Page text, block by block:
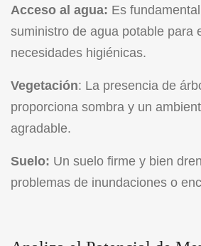
Acceso al agua: Es
suministro de agua potable para
necesidades higiénicas.
Vegetación: La presencia de
proporciona sombra y un
agradable.
Suelo: Un suelo firme y bien
problemas de inundaciones o